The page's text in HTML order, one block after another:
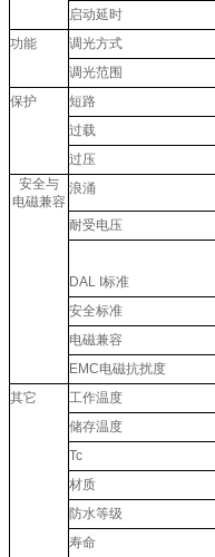
启动延时
功能
调光方式
调光范围
保护
短路
过载
过压
安全与
电磁兼容
浪涌
耐受电压
DAL I标准
安全标准
电磁兼容
EMC电磁抗扰度
其它
工作温度
储存温度
Tc
材质
防水等级
寿命